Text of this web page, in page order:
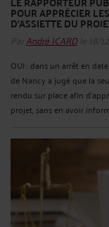
POUR APPRÉCIER
D'ASSIETTE DU
ParAndré ICARDle 18/
OUI : dans un arrêt en
de Nancy a jugé que la
rendu sur place afin
projet, sans en avoir